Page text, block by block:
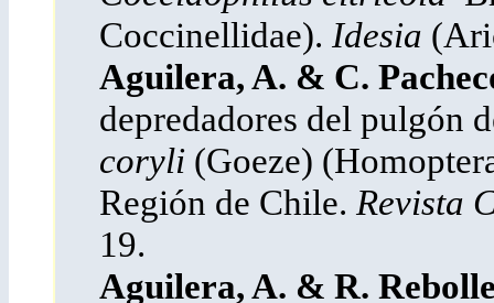
Coccinellidae). Idesia
Aguilera, A. & C.
depredadores del pulgón
coryli (Goeze)
Región de Chile. Revista
19.
Aguilera, A. & R.